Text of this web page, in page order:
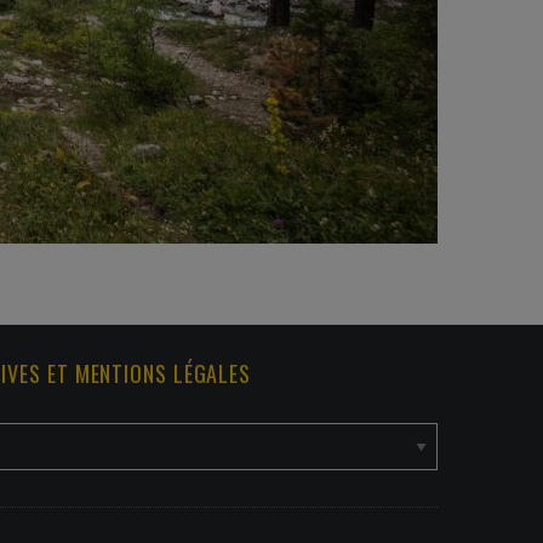
ET MENTIONS LÉGALES